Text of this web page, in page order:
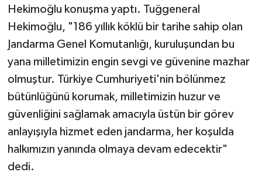
Hekimoğlu konuşma yaptı. Tuğgeneral
Hekimoğlu, "186 yıllık köklü bir tarihe sahip olan
Jandarma Genel Komutanlığı, kuruluşundan bu
yana milletimizin engin sevgi ve güvenine mazhar
olmuştur. Türkiye Cumhuriyeti'nin bölünmez
bütünlüğünü korumak, milletimizin huzur ve
güvenliğini sağlamak amacıyla üstün bir görev
anlayışıyla hizmet eden jandarma, her koşulda
halkımızın yanında olmaya devam edecektir"
dedi.
Televizyon
Turizm
Yaşam